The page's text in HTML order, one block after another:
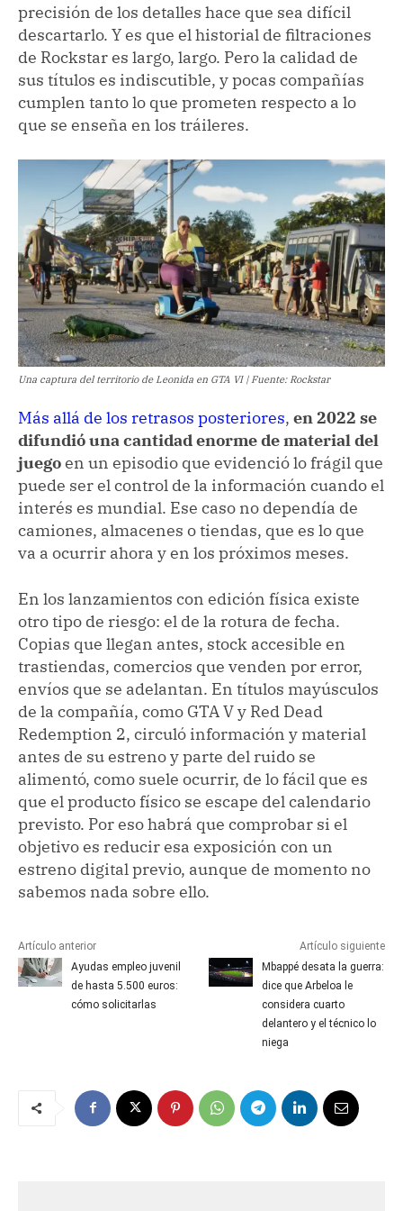
precisión de los detalles hace que sea difícil
descartarlo. Y es que el historial de filtraciones
de Rockstar es largo, largo. Pero la calidad de
sus títulos es indiscutible, y pocas compañías
cumplen tanto lo que prometen respecto a lo
que se enseña en los tráileres.
Una captura del territorio de Leonida en GTA VI | Fuente: Rockstar
Más allá de los retrasos posteriores, en 2022 se
difundió una cantidad enorme de material del
juegoen un episodio que evidenció lo frágil que
puede ser el control de la información cuando el
interés es mundial. Ese caso no dependía de
camiones, almacenes o tiendas, que es lo que
va a ocurrir ahora y en los próximos meses.
En los lanzamientos con edición física existe
otro tipo de riesgo: el de la rotura de fecha.
Copias que llegan antes, stock accesible en
trastiendas, comercios que venden por error,
envíos que se adelantan. En títulos mayúsculos
de la compañía, como GTA V y Red Dead
Redemption 2, circuló información y material
antes de su estreno y parte del ruido se
alimentó, como suele ocurrir, de lo fácil que es
que el producto físico se escape del calendario
previsto. Por eso habrá que comprobar si el
objetivo es reducir esa exposición con un
estreno digital previo, aunque de momento no
sabemos nada sobre ello.
Artículo anterior
Ayudas empleo juvenil
de hasta 5.500 euros:
cómo solicitarlas
Artículo siguiente
Mbappé desata la guerra:
dice que Arbeloa le
considera cuarto
delantero y el técnico lo
niega